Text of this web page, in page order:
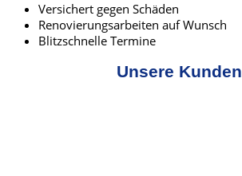
Versichert gegen Schäden
Renovierungsarbeiten auf Wunsch
Blitzschnelle Termine
Unsere Kunden